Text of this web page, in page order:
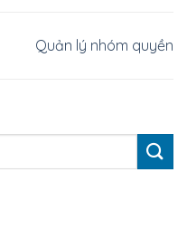
Quản lý nhóm quyền